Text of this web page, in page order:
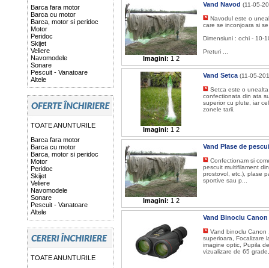
Barca fara motor
Barca cu motor
Barca, motor si peridoc
Motor
Peridoc
Skijet
Veliere
Navomodele
Sonare
Pescuit - Vanatoare
Altele
TOATE ANUNTURILE
Barca fara motor
Barca cu motor
Barca, motor si peridoc
Motor
Peridoc
Skijet
Veliere
Navomodele
Sonare
Pescuit - Vanatoare
Altele
TOATE ANUNTURILE
Imagini: 1 2
Vand Navod (11-05-
Navodul este o
care se inconjoara si
Dimensiuni : ochi - 10-
Preturi ...
Imagini: 1 2
Vand Setca (11-05-
Setca este o
confectionata din ata
superior cu plute, iar
zonele tarii.
Imagini: 1 2
Vand Plase de
Confectionam si
pescuit multifilament
prostovol, etc.), plase
sportive sau p...
Vand Binoclu
Vand binoclu Canon
superioara, Focalizare
imagine optic, Pupila
vizualizare de 65